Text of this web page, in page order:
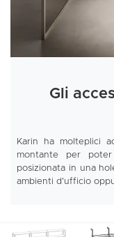
Gli
Karin ha molteplici
montante per
posizionata in una
ambienti d'ufficio